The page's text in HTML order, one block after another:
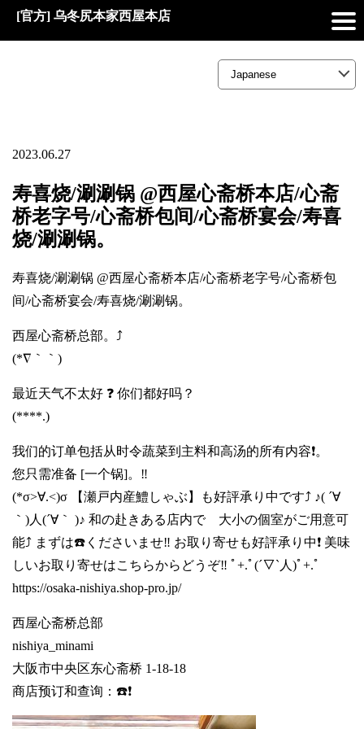
[官方] 乌冬尻本家西屋本店
2023.06.27
寿喜烧/涮涮锅 @西屋心斋桥本店/心斋
桥老字号/心斋桥包间/心斋桥宴会/寿喜
烧/涮涮锅。
寿喜烧/涮涮锅 @西屋心斋桥本店/心斋桥老字号/心斋桥包
间/心斋桥宴会/寿喜烧/涮涮锅。
西屋心斋桥总部。⤴️
(*∇｀｀)
最近天气不太好 ❓ 你们都好吗？
(****.)
我们的订单包括从时令蔬菜到主料和高汤的所有内容❗。
您只需准备 [一个锅]。‼️
(*σ>∀.<)σ 【瀬戸内産鱧しゃぶ】も好評承り中です⤴️ ♪( ´∀
｀)人(´∀｀ )♪ 和の赴きある店内で 大小の個室がご用意可
能⤴️ まずは☎️くださいませ‼️ お取り寄せも好評承り中❗ 美味
しいお取り寄せはこちらからどうぞ‼️ ﾟ+.ﾟ(´▽`人)ﾟ+.ﾟ
https://osaka-nishiya.shop-pro.jp/
西屋心斋桥总部
nishiya_minami
大阪市中央区东心斋桥 1-18-18
商店预订和查询：☎️❗